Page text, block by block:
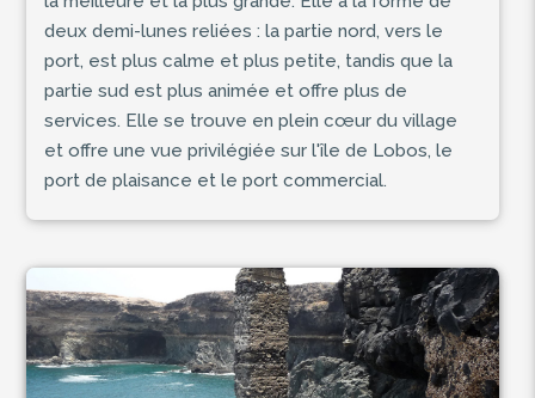
deux demi-lunes reliées : la partie nord, vers le
port, est plus calme et plus petite, tandis que la
partie sud est plus animée et offre plus de
services. Elle se trouve en plein cœur du village
et offre une vue privilégiée sur l'île de Lobos, le
port de plaisance et le port commercial.